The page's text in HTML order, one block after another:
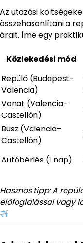
Az utazási
összehasonlítani a
árait. Íme egy
Közlekedési mód
Repülő (Budapest-
Valencia)
Vonat (Valencia–
Castellón)
Busz (Valencia–
Castellón)
Autóbérlés (1 nap)
Hasznos tipp: A
előfoglalással vagy